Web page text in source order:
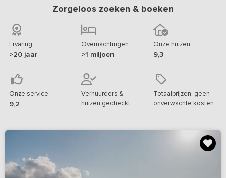
Zorgeloos zoeken & boeken
Ervaring
>20 jaar
Overnachtingen
>1 miljoen
Onze huizen
9,3
Onze service
9,2
Verhuurders &
huizen gecheckt
Totaalprijzen, geen
onverwachte kosten